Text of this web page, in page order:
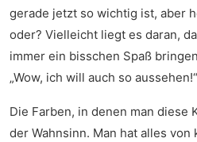
gerade jetzt so wichtig ist, aber
oder? Vielleicht liegt es daran,
immer ein bisschen Spaß
„Wow, ich will auch so aussehen!“
Die Farben, in denen man diese
der Wahnsinn. Man hat alles